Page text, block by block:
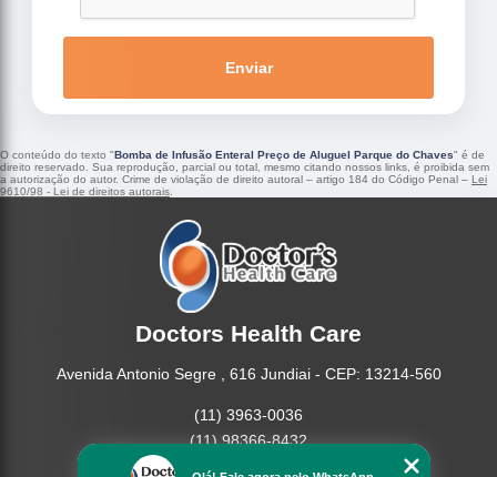
Enviar
O conteúdo do texto "Bomba de Infusão Enteral Preço de Aluguel Parque do Chaves" é de
direito reservado. Sua reprodução, parcial ou total, mesmo citando nossos links, é proibida sem
a autorização do autor. Crime de violação de direito autoral – artigo 184 do Código Penal – Lei
9610/98 - Lei de direitos autorais
Doctors Health Care
Avenida Antonio Segre , 616 Jundiai - CEP: 13214-560
(11) 3963-0036
(11) 98366-8432